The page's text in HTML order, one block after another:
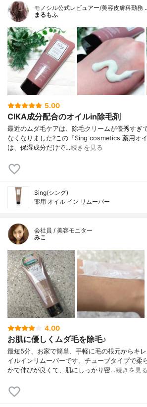
ナン酸コレステリル
ィンゴシン、ヒメ
テロール、グレー
ンタエキス(1)、ホ
レンセチルエーテ
油、ティーツリー
ラベンダーエキス-
ス、セージエキス
植物性スクワラン、
ン脂質、水溶性コ
ステリン、酪酸ジヒ
製水、香料
モノシル公式レビュアー/美容皮膚科勤務
まるもふ
5.00
CIKA成分配合のオイルin除毛剤
最近のムダ毛ケアは、除毛クリームが優秀すぎ
なくなりました?この『Sing cosmetics 薬用オ
は、保湿成分だけで…続きを見る
Sing(シング)
薬用 オイル イン リムーバー
会社員 / 美容モニター
みこ
4.00
お肌に優しくムダ毛を除毛♪
最短5分、お家で簡単、手軽に毛の根元からキ
イルインリムーバーです。チューブタイプで柔
かで伸びが良くて、肌にしっかり密…続きを見る